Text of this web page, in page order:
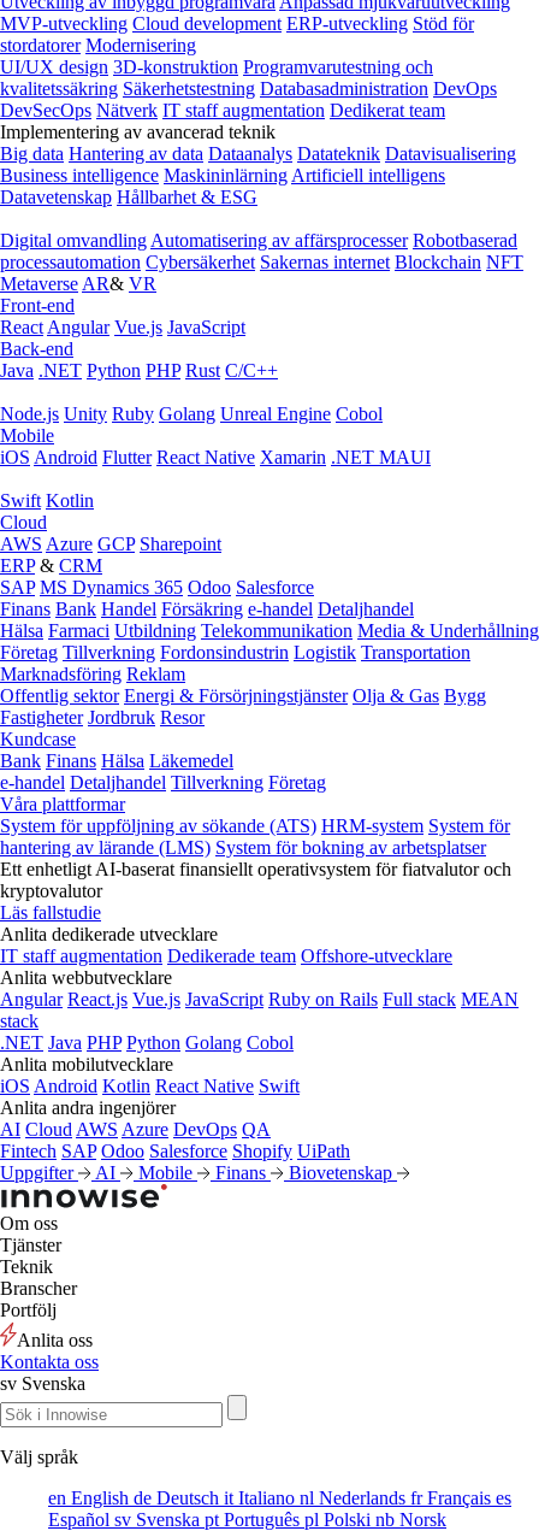
MVP-utveckling Cloud development ERP-utveckling Stöd för
stordatorer Modernisering
UI/UX design 3D-konstruktion Programvarutestning och
kvalitetssäkring Säkerhetstestning Databasadministration DevOps
DevSecOps Nätverk IT staff augmentation Dedikerat team
Implementering av avancerad teknik
Big data Hantering av data Dataanalys Datateknik Datavisualisering
Business intelligence Maskininlärning Artificiell intelligens
Datavetenskap Hållbarhet & ESG
Digital omvandling Automatisering av affärsprocesser Robotbaserad
processautomation Cybersäkerhet Sakernas internet Blockchain NFT
Metaverse AR& VR
Front-end
React Angular Vue.js JavaScript
Back-end
Java .NET Python PHP Rust C/C++
Node.js Unity Ruby Golang Unreal Engine Cobol
Mobile
iOS Android Flutter React Native Xamarin .NET MAUI
Swift Kotlin
Cloud
AWS Azure GCP Sharepoint
ERP& CRM
SAP MS Dynamics 365 Odoo Salesforce
Finans Bank Handel Försäkring e‑handel Detaljhandel
Hälsa Farmaci Utbildning Telekommunikation Media & Underhållning
Företag Tillverkning Fordonsindustrin Logistik Transportation
Marknadsföring Reklam
Offentlig sektor Energi & Försörjningstjänster Olja & Gas Bygg
Fastigheter Jordbruk Resor
Kundcase
Bank Finans Hälsa Läkemedel
e‑handel Detaljhandel Tillverkning Företag
Våra plattformar
System för uppföljning av sökande (ATS) HRM-system System för
hantering av lärande (LMS) System för bokning av arbetsplatser
Ett enhetligt AI-baserat finansiellt operativsystem för fiatvalutor och
kryptovalutor
Läs fallstudie
Anlita dedikerade utvecklare
IT staff augmentation Dedikerade team Offshore-utvecklare
Anlita webbutvecklare
Angular React.js Vue.js JavaScript Ruby on Rails Full stack MEAN
stack
.NET Java PHP Python Golang Cobol
Anlita mobilutvecklare
iOS Android Kotlin React Native Swift
Anlita andra ingenjörer
AI Cloud AWS Azure DevOps QA
Fintech SAP Odoo Salesforce Shopify UiPath
Uppgifter
AI Mobile Finans Biovetenskap
Om oss
Tjänster
Teknik
Branscher
Portfölj
Anlita oss
Kontakta oss
sv Svenska
Välj språk
en English de Deutsch it Italiano nl Nederlands frFrançais es
Español sv Svenska pt Português pl Polski nb Norsk